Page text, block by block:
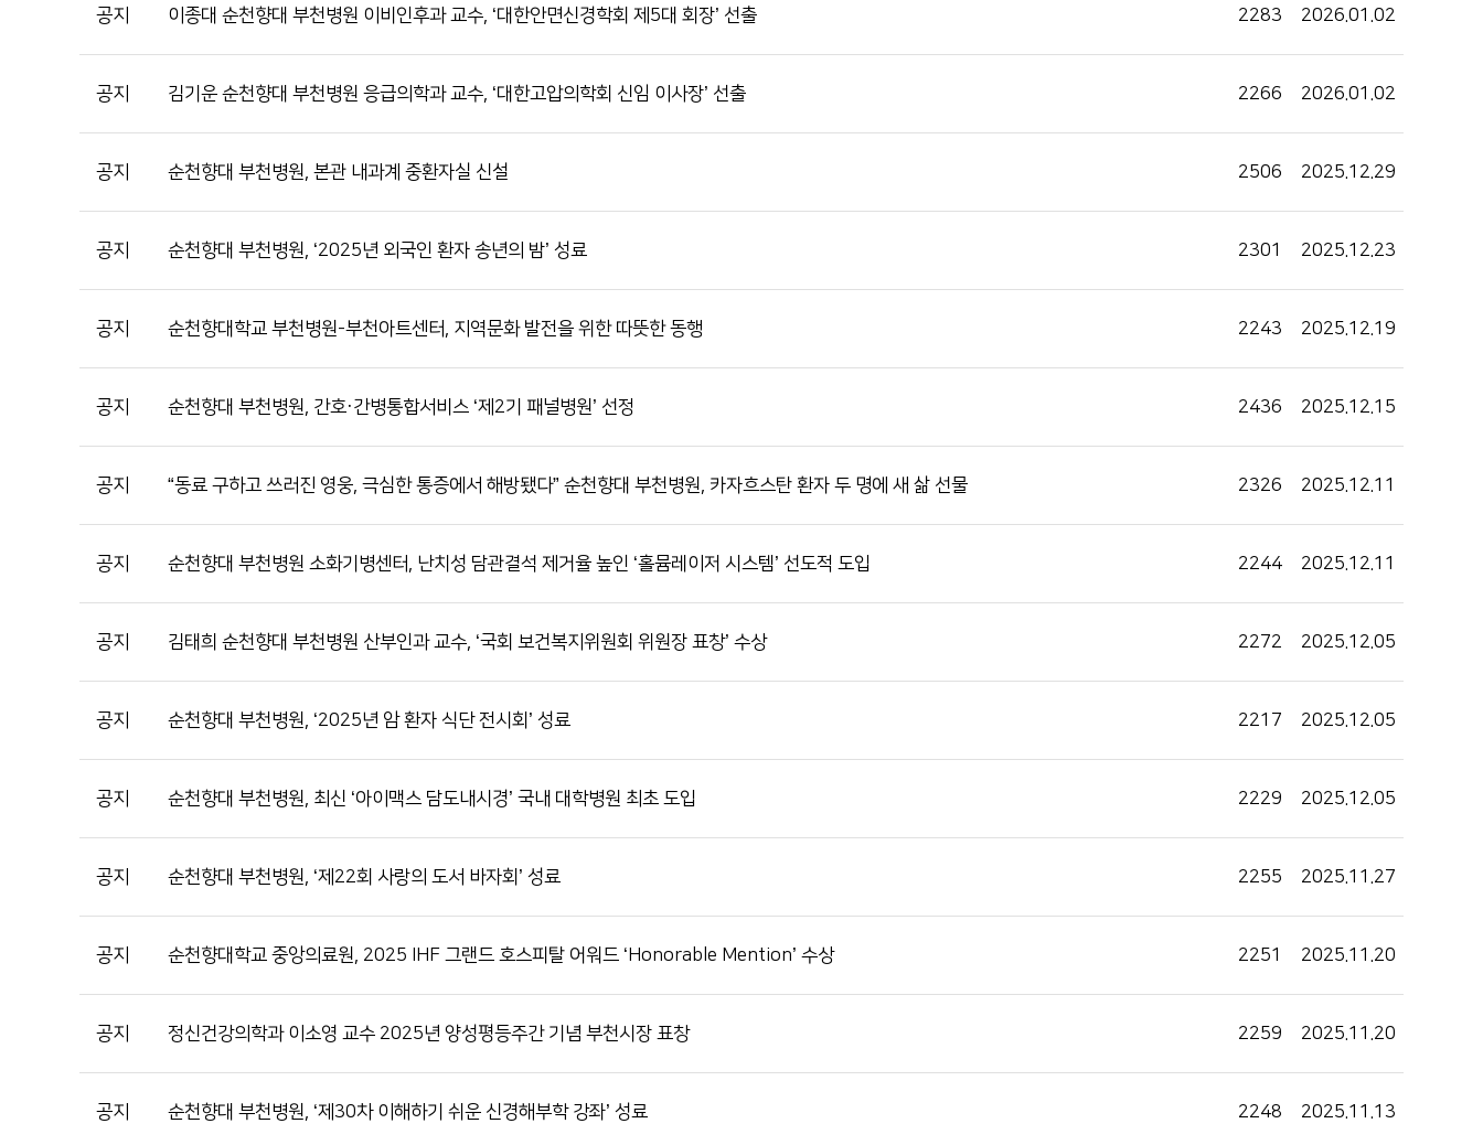
공지 이종대 순천향대 부천병원 이비인후과 교수, ‘대한안면신경학회 제5대 회장’ 선출 2283 2026.01.02
공지 김기운 순천향대 부천병원 응급의학과 교수, ‘대한고압의학회 신임 이사장’ 선출 2266 2026.01.02
공지 순천향대 부천병원, 본관 내과계 중환자실 신설 2506 2025.12.29
공지 순천향대 부천병원, ‘2025년 외국인 환자 송년의 밤’ 성료 2301 2025.12.23
공지 순천향대학교 부천병원-부천아트센터, 지역문화 발전을 위한 따뜻한 동행 2243 2025.12.19
공지 순천향대 부천병원, 간호·간병통합서비스 ‘제2기 패널병원’ 선정 2436 2025.12.15
공지 “동료 구하고 쓰러진 영웅, 극심한 통증에서 해방됐다” 순천향대 부천병원, 카자흐스탄 환자 두 명에 새 삶 선물 2326 2025.12.11
공지 순천향대 부천병원 소화기병센터, 난치성 담관결석 제거율 높인 ‘홀뮴레이저 시스템’ 선도적 도입 2244 2025.12.11
공지 김태희 순천향대 부천병원 산부인과 교수, ‘국회 보건복지위원회 위원장 표창’ 수상 2272 2025.12.05
공지 순천향대 부천병원, ‘2025년 암 환자 식단 전시회’ 성료 2217 2025.12.05
공지 순천향대 부천병원, 최신 ‘아이맥스 담도내시경’ 국내 대학병원 최초 도입 2229 2025.12.05
공지 순천향대 부천병원, ‘제22회 사랑의 도서 바자회’ 성료 2255 2025.11.27
공지 순천향대학교 중앙의료원, 2025 IHF 그랜드 호스피탈 어워드 ‘Honorable Mention’ 수상 2251 2025.11.20
공지 정신건강의학과 이소영 교수 2025년 양성평등주간 기념 부천시장 표창 2259 2025.11.20
공지 순천향대 부천병원, ‘제30차 이해하기 쉬운 신경해부학 강좌’ 성료 2248 2025.11.13